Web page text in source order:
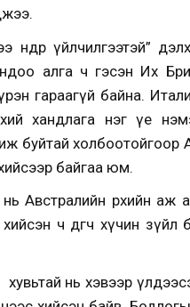
үйлчилгээтэй”
алга ч гэсэн Их
гараагүй байна.
хандлага нэг үе
буйтай холбоотойгоор
байгаа юм.
өрхийн аж
ч өдөөгч хүчин зүйл
нь хэвээр